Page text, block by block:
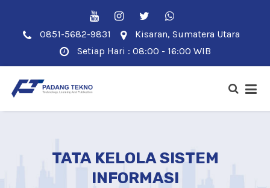
0851-5682-9831
Kisaran, Sumatera Utara
Setiap Hari : 08:00 - 16:00 WIB
TATA KELOLA SISTEM
INFORMASI